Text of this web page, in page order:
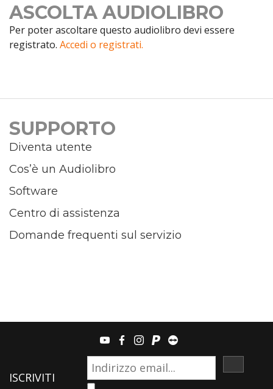
ASCOLTA AUDIOLIBRO
Per poter ascoltare questo audiolibro devi essere
registrato. Accedi o registrati.
SUPPORTO
Diventa utente
Cos’è un Audiolibro
Software
Centro di assistenza
Domande frequenti sul servizio
youtubefacebook
instagram
paypalteamviewer
ISCRIVITI